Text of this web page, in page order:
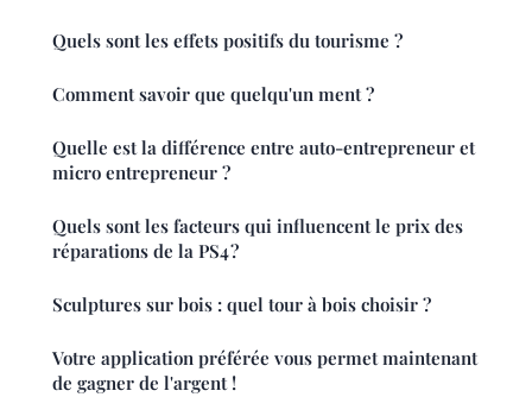
Quels sont les effets positifs du tourisme ?
Comment savoir que quelqu'un ment ?
Quelle est la différence entre auto-entrepreneur et
micro entrepreneur ?
Quels sont les facteurs qui influencent le prix des
réparations de la PS4 ?
Sculptures sur bois : quel tour à bois choisir ?
Votre application préférée vous permet maintenant
de gagner de l'argent !